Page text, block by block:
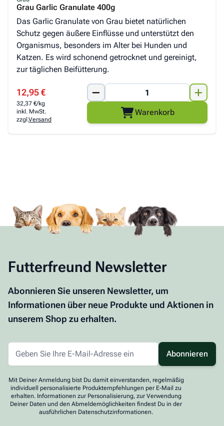
Grau Garlic Granulate 400g
Das Garlic Granulate von Grau bietet natürlichen
Schutz gegen äußere Einflüsse und unterstützt den
Organismus, besonders im Alter bei Hunden und
Katzen. Es wird schonend getrocknet und gereinigt,
zur täglichen Beifütterung.
Special Price
12,95 €
32,37 €/kg
inkl. MwSt.
zzgl.Versand
Warenkorb
Futterfreund Newsletter
Abonnieren Sie unseren Newsletter, um
Informationen über neue Produkte und Aktionen in
unserem Shop zu erhalten.
Abonnieren
Mit Deiner Anmeldung bist Du damit einverstanden, regelmäßig
individuell personalisierte Produktempfehlungen per E-Mail zu
erhalten. Informationen zur Personalisierung, zur Verwendung
Deiner Daten und den Abmeldemöglichkeiten findest Du in der
ausführlichen Datenschutzinformationen.